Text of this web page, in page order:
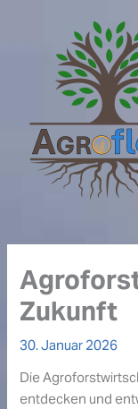
Zukunft
30. Januar 2026
Die
entdecken und